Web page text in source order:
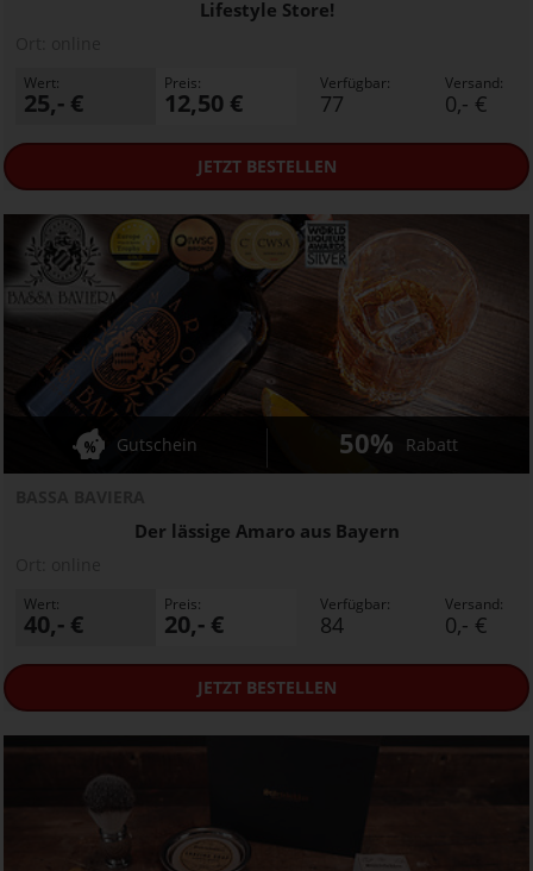
Lifestyle Store!
Wert:
25,- €
Preis:
12,50 €
Verfügbar:
77
Versand:
0,- €
JETZTBESTELLEN
Der lässige Amaro aus Bayern
Gutschein 50% Rabatt
Wert:
40,- €
Preis:
20,- €
Verfügbar:
84
Versand:
0,- €
JETZTBESTELLEN